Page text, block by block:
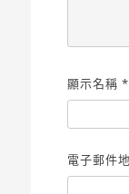
顯示名稱*
電子郵件